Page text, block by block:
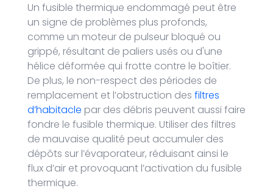
Un fusible thermique endommagé peut être
un signe de problèmes plus profonds,
comme un moteur de pulseur bloqué ou
grippé, résultant de paliers usés ou d'une
hélice déformée qui frotte contre le boîtier.
De plus, le non-respect des périodes de
remplacement et l’obstruction des filtres
d’habitacle par des débris peuvent aussi faire
fondre le fusible thermique. Utiliser des filtres
de mauvaise qualité peut accumuler des
dépôts sur l’évaporateur, réduisant ainsi le
flux d’air et provoquant l’activation du fusible
thermique.